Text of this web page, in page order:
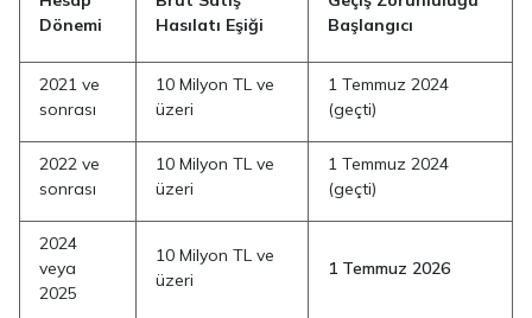
Dönemi
Hasılatı Eşiği
Başlangıcı
2021 ve
sonrası
10 Milyon TL ve
üzeri
1 Temmuz 2024
(geçti)
2022 ve
sonrası
10 Milyon TL ve
üzeri
1 Temmuz 2024
(geçti)
2024
veya
2025
10 Milyon TL ve
üzeri
1 Temmuz 2026